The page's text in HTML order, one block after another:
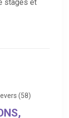
stages et
(58)